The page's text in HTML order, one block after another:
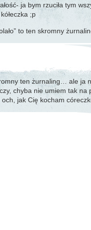
ja bym rzuciła tym
;p
to ten skromny
ten żurnaling… ale ja
chyba nie umiem tak na
jak Cię kocham